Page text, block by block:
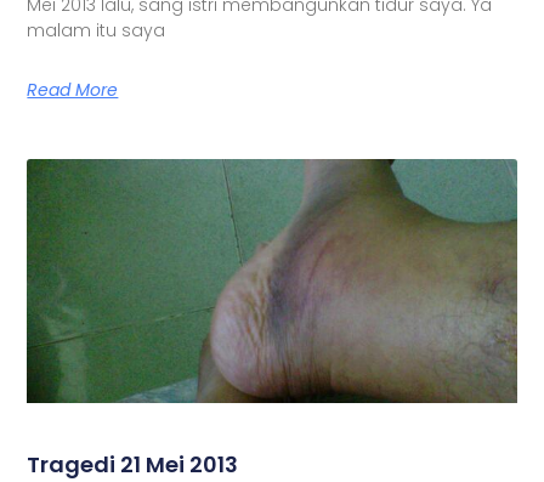
malam itu saya
Read More
Tragedi 21 Mei 2013